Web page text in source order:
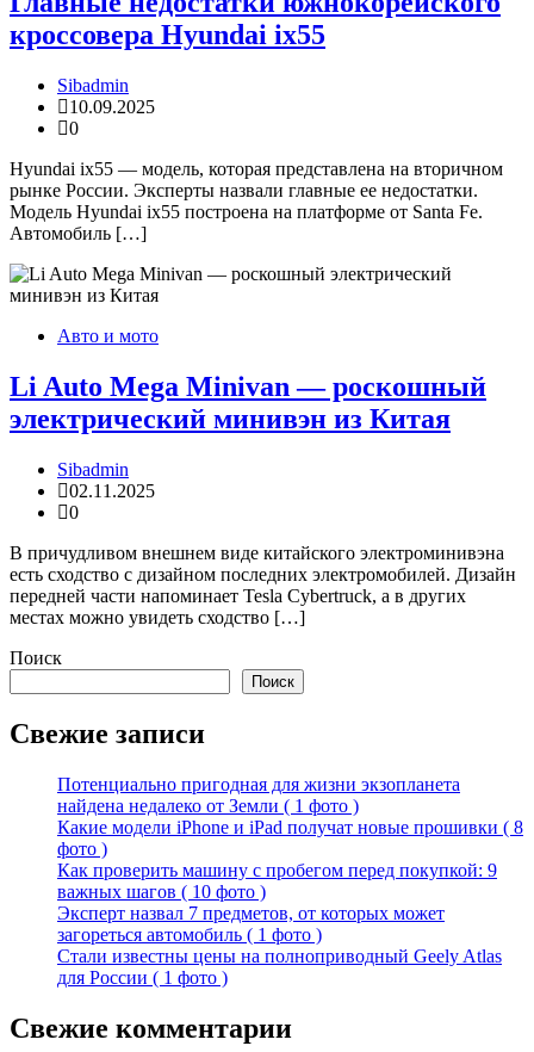
кроссовера Hyundai ix55
Sibadmin
10.09.2025
0
Hyundai ix55 — модель, которая представлена на вторичном
рынке России. Эксперты назвали главные ее недостатки.
Модель Hyundai ix55 построена на платформе от Santa Fe.
Автомобиль […]
Авто и мото
Li Auto Mega Minivan — роскошный
электрический минивэн из Китая
Sibadmin
02.11.2025
0
В причудливом внешнем виде китайского электроминивэна
есть сходство с дизайном последних электромобилей. Дизайн
передней части напоминает Tesla Cybertruck, а в других
местах можно увидеть сходство […]
Поиск
Поиск
Свежие записи
Потенциально пригодная для жизни экзопланета
найдена недалеко от Земли ( 1 фото )
Какие модели iPhone и iPad получат новые прошивки ( 8
фото )
Как проверить машину с пробегом перед покупкой: 9
важных шагов ( 10 фото )
Эксперт назвал 7 предметов, от которых может
загореться автомобиль ( 1 фото )
Стали известны цены на полноприводный Geely Atlas
для России ( 1 фото )
Свежие комментарии